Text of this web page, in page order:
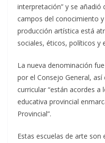
interpretación” y se
campos del conocimiento
producción artística está
sociales, éticos, políticos y
La nueva denominación
por el Consejo General,
curricular “están acordes
educativa provincial
Provincial”.
Estas escuelas de arte son